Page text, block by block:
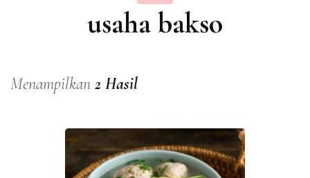
usaha bakso
Menampilkan 2 Hasil